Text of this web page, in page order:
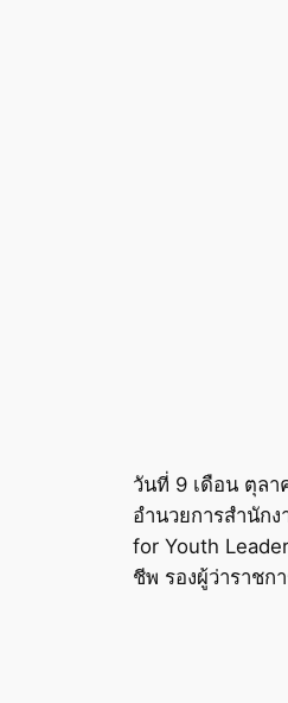
วันที่ 9 เดือน ตุล
อำนวยการสำนัก
for Youth
ชีพ รองผู้ว่าราช